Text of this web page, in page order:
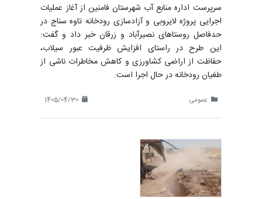
سرپرست اداره منابع آب شهرستان فامنین از آغاز عملیات
اجرایی پروژه لایروبی و آزادسازی رودخانه تاوه سناج در
حدفاصل روستاهای نصیرآباد و زرقان خبر داد و گفت:
این طرح در راستای افزایش ظرفیت عبور سیلاب،
حفاظت از اراضی کشاورزی و کاهش مخاطرات ناشی از
طغیان رودخانه در حال اجرا است.
عمومی